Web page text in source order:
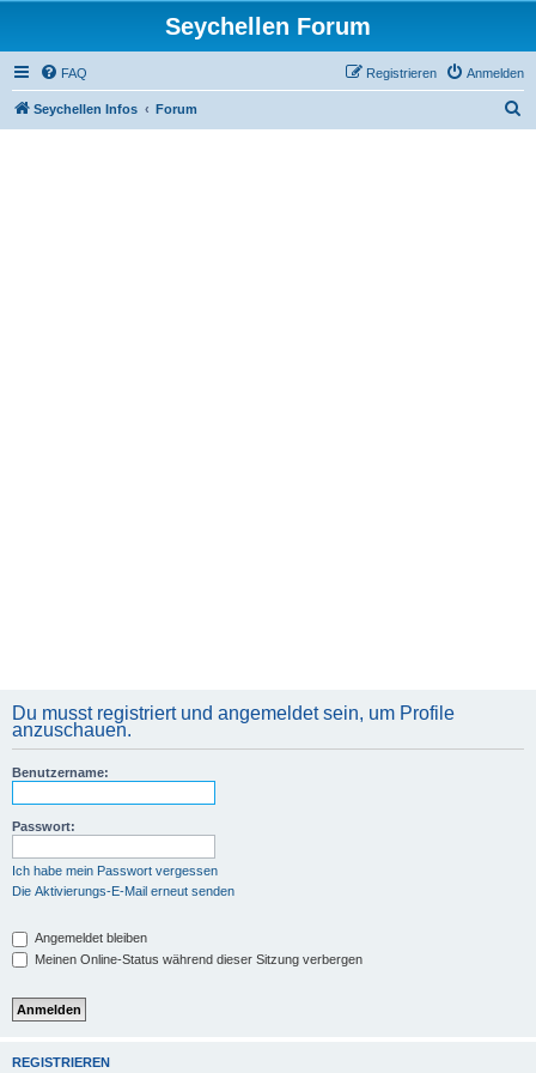
Seychellen Forum
FAQ Anmelden
Registrieren
Seychellen Infos Forum
Du musst registriert und angemeldet sein, um Profile
anzuschauen.
Benutzername:
Passwort:
Ich habe mein Passwort vergessen
Die Aktivierungs-E-Mail erneut senden
Angemeldet bleiben
Meinen Online-Status während dieser Sitzung verbergen
REGISTRIEREN